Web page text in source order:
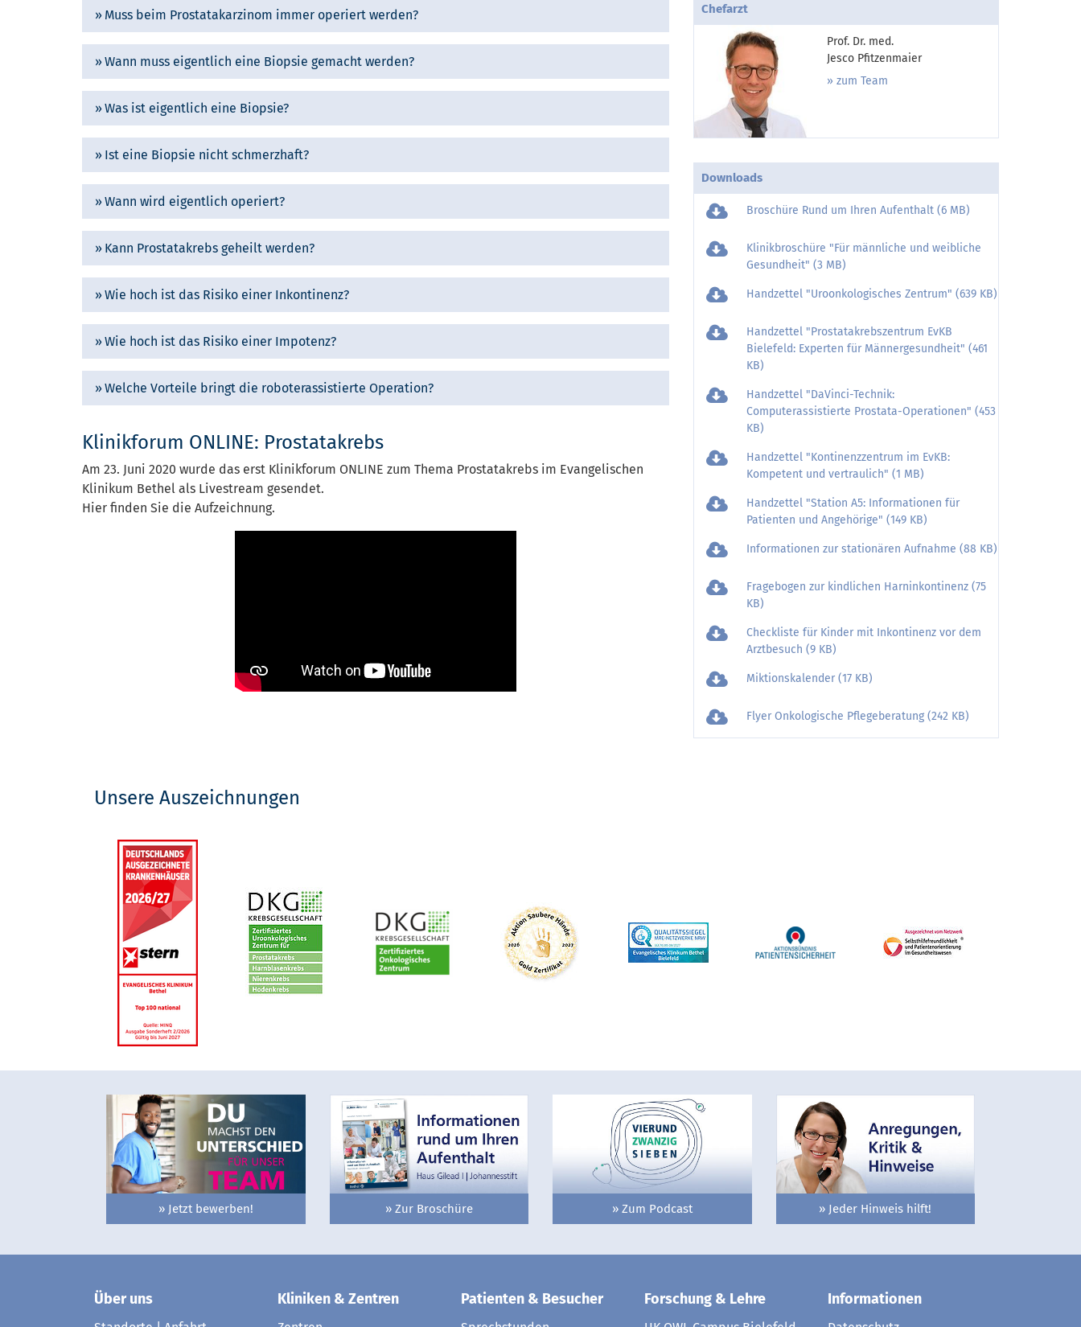
Muss beim Prostatakarzinom immer operiert werden?
Wann muss eigentlich eine Biopsie gemacht werden?
Was ist eigentlich eine Biopsie?
Ist eine Biopsie nicht schmerzhaft?
Wann wird eigentlich operiert?
Kann Prostatakrebs geheilt werden?
Wie hoch ist das Risiko einer Inkontinenz?
Wie hoch ist das Risiko einer Impotenz?
Welche Vorteile bringt die roboterassistierte Operation?
Klinikforum ONLINE: Prostatakrebs
Am 23. Juni 2020 wurde das erst Klinikforum ONLINE zum Thema Prostatakrebs im Evangelischen
Klinikum Bethel als Livestream gesendet.
Hier finden Sie die Aufzeichnung.
Chefarzt
Prof. Dr. med.
Jesco Pfitzenmaier
zum Team
Downloads
Broschüre Rund um Ihren Aufenthalt (6 MB)
Klinikbroschüre "Für männliche und weibliche
Gesundheit" (3 MB)
Handzettel "Uroonkologisches Zentrum" (639 KB)
Handzettel "Prostatakrebszentrum EvKB
Bielefeld: Experten für Männergesundheit" (461
KB)
Handzettel "DaVinci-Technik:
Computerassistierte Prostata-Operationen" (453
KB)
Handzettel "Kontinenzzentrum im EvKB:
Kompetent und vertraulich" (1 MB)
Handzettel "Station A5: Informationen für
Patienten und Angehörige" (149 KB)
Informationen zur stationären Aufnahme (88 KB)
Fragebogen zur kindlichen Harninkontinenz (75
KB)
Checkliste für Kinder mit Inkontinenz vor dem
Arztbesuch (9 KB)
Miktionskalender (17 KB)
Flyer Onkologische Pflegeberatung (242 KB)
Unsere Auszeichnungen
» Jetzt bewerben! » Zur Broschüre » Zum Podcast » Jeder Hinweis hilft!
Über uns Kliniken & Zentren Patienten & Besucher Forschung & Lehre Informationen